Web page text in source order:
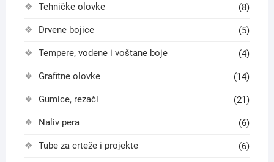
Tehničke olovke (8)
Drvene bojice (5)
Tempere, vodene i voštane boje (4)
Grafitne olovke (14)
Gumice, rezači (21)
Naliv pera (6)
Tube za crteže i projekte (6)